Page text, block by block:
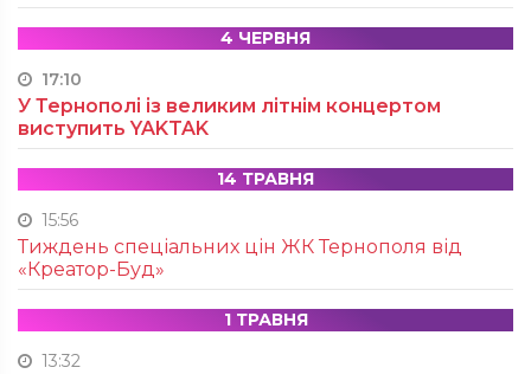
4 ЧЕРВНЯ
17:10
У Тернополі із великим літнім концертом
виступить YAKTAK
14 ТРАВНЯ
15:56
Тиждень спеціальних цін ЖК Тернополя від
«Креатор-Буд»
1 ТРАВНЯ
13:32